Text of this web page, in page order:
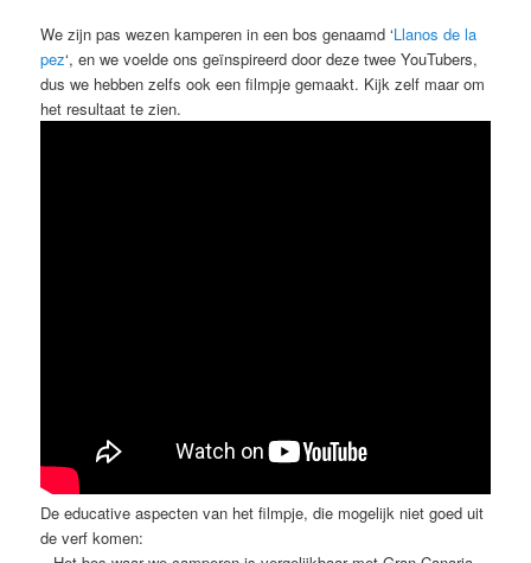
We zijn pas wezen kamperen in een bos genaamd ‘Llanos de la
pez‘, en we voelde ons geïnspireerd door deze twee YouTubers,
dus we hebben zelfs ook een filmpje gemaakt. Kijk zelf maar om
het resultaat te zien.
De educative aspecten van het filmpje, die mogelijk niet goed uit
de verf komen: